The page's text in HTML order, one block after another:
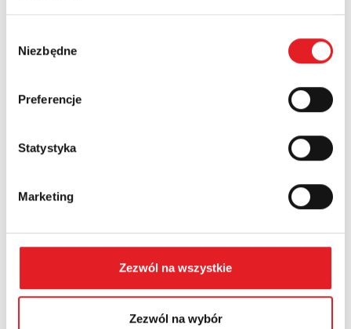
zgody
Niezbędne
Preferencje
Statystyka
Marketing
Zezwól na wszystkie
Zezwól na wybór
Nazwa firmy:
Województwo:
Treść: *
Wyrażam zgodę na przetwarzanie moich danych